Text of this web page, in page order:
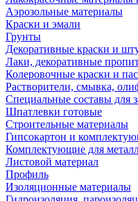
Аэрозольные материалы
Краски и эмали
Грунты
Декоративные краски и
Лаки, декоративные
Колеровочные краски и
Растворители, смывка,
Специальные составы для
Шпатлевки готовые
Строительные материалы
Гипсокартон и
Комплектующие для
Листовой материал
Профиль
Изоляционные материалы